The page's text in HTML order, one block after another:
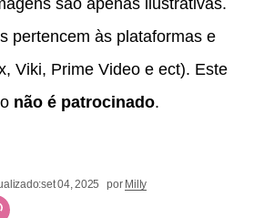
são apenas ilustrativas.
pertencem às plataformas e
Viki, Prime Video e ect). Este
não é patrocinado.
set 04, 2025 por Milly